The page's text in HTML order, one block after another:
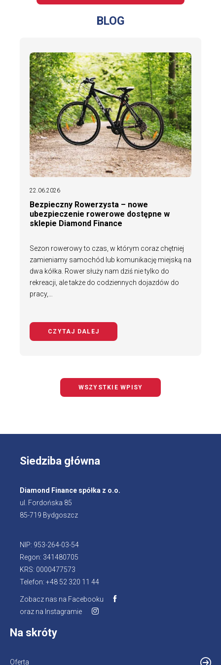
BLOG
22.06.2026
Bezpieczny Rowerzysta – nowe
ubezpieczenie rowerowe dostępne w
sklepie Diamond Finance
Sezon rowerowy to czas, w którym coraz chętniej
zamieniamy samochód lub komunikację miejską na
dwa kółka. Rower służy nam dziś nie tylko do
rekreacji, ale także do codziennych dojazdów do
pracy,…
CZYTAJ DALEJ
WSZYSTKIE WPISY
Siedziba główna
Diamond Finance spółka z o.o.
ul. Fordońska 85
85-719 Bydgoszcz
NIP: 953-264-03-54
Regon: 341480705
KRS: 0000477573
Telefon: +48 52 320 11 44
Zobacz nas na Facebooku Otworzy
oraz na Instagramie Otworzy
Na skróty
Oferta